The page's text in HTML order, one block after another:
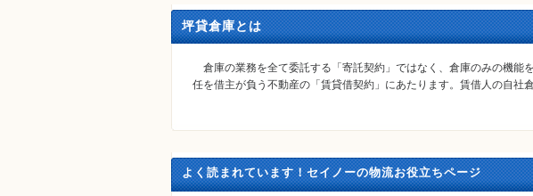
坪貸倉庫とは
倉庫の業務を全て委託する「寄託契約」ではなく、倉庫のみの機能
任を借主が負う不動産の「賃貸借契約」にあたります。賃借人の自社
よく読まれています！セイノーの物流お役立ちページ